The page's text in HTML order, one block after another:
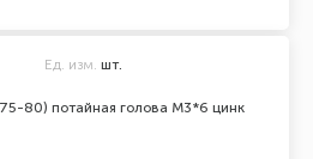
80) потайная голова М3*6 цинк
Ед. изм. шт.